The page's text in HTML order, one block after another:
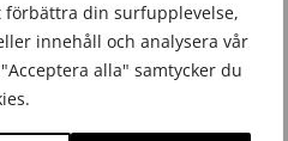
förbättra din surfupplevelse,
innehåll och analysera vår
alla" samtycker du
Basalt AB till min inkorg. Basalt AB ska
information. Läs vår integritetspolicy
här
avsluta prenumerationen.